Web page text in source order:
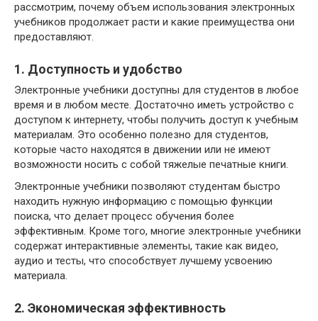
рассмотрим, почему объем использования электронных
учебников продолжает расти и какие преимущества они
предоставляют.
1. Доступность и удобство
Электронные учебники доступны для студентов в любое
время и в любом месте. Достаточно иметь устройство с
доступом к интернету, чтобы получить доступ к учебным
материалам. Это особенно полезно для студентов,
которые часто находятся в движении или не имеют
возможности носить с собой тяжелые печатные книги.
Электронные учебники позволяют студентам быстро
находить нужную информацию с помощью функции
поиска, что делает процесс обучения более
эффективным. Кроме того, многие электронные учебники
содержат интерактивные элементы, такие как видео,
аудио и тесты, что способствует лучшему усвоению
материала.
2. Экономическая эффективность